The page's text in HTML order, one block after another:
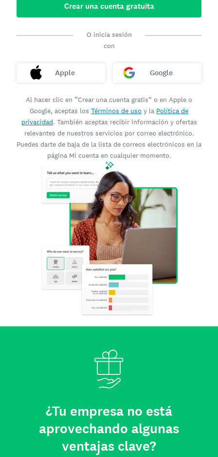
Crear una cuenta gratuita
O inicia sesión
con
Apple Google
Al hacer clic en “Crear una cuenta gratis” o en Apple o
Google, aceptas los Términos de uso y la Política de
privacidad. También aceptas recibir información y ofertas
relevantes de nuestros servicios por correo electrónico.
Puedes darte de baja de la lista de correos electrónicos en la
página Mi cuenta en cualquier momento.
¿Tu empresa no está
aprovechando algunas
ventajas clave?